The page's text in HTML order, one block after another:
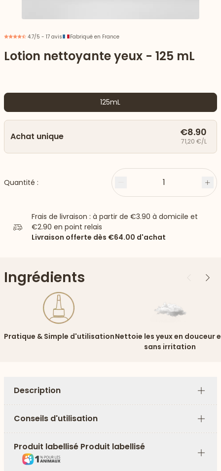
vers le bas
4.7/5 - 17 avis Fabriqué en France
Lotion nettoyante yeux - 125 mL
125mL
Achat unique €8.90
71,20 €/L
Quantité : Moins 1
Frais de livraison : à partir de €3.90 à domicile et
€2.90 en point relais
Livraison offerte dès €64.00 d'achat
Ingrédients Précédent
Pratique & Simple d'utilisationNettoie les yeux en douceur
sans irritation
Description
Plus
Conseils d'utilisation
Plus
Produit labellisé Produit labellisé